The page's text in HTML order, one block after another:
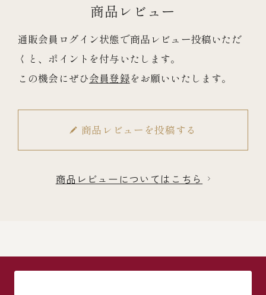
商品レビュー
通販会員ログイン状態で商品レビュー投稿いただ
くと、ポイントを付与いたします。
この機会にぜひ会員登録をお願いいたします。
商品レビューを投稿する
商品レビューについてはこちら